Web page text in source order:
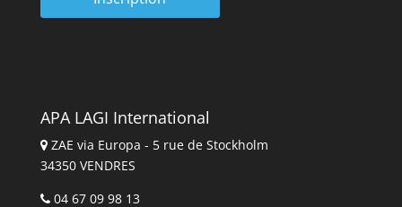
APA LAGI International
ZAE via Europa - 5 rue de Stockholm
34350 VENDRES
04 67 09 98 13